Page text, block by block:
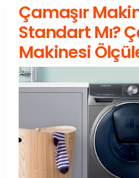
Çamaşır
Standart Mı?
Makinesi